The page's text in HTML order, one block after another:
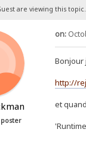
are viewing this topic.
poster
on:
Bonjour
http://
et